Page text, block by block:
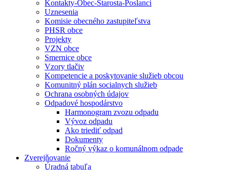
Kontakty-Obec-Starosta-Poslanci
Uznesenia
Komisie obecného zastupiteľstva
PHSR obce
Projekty
VZN obce
Smernice obce
Vzory tlačiv
Kompetencie a poskytovanie služieb obcou
Komunitný plán socialnych služieb
Ochrana osobných údajov
Odpadové hospodárstvo
Harmonogram zvozu odpadu
Vývoz odpadu
Ako triediť odpad
Dokumenty
Ročný výkaz o komunálnom odpade
Zverejňovanie
Úradná tabuľa